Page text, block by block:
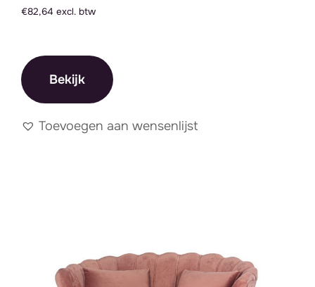
€82,64 excl. btw
Bekijk
Toevoegen aan wensenlijst